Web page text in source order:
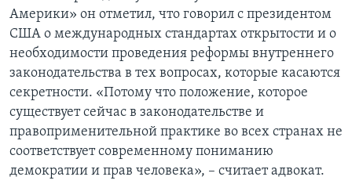
Америки» он отметил, что говорил с президентом
США о международных стандартах открытости и о
необходимости проведения реформы внутреннего
законодательства в тех вопросах, которые касаются
секретности. «Потому что положение, которое
существует сейчас в законодательстве и
правоприменительной практике во всех странах не
соответствует современному пониманию
демократии и прав человека», – считает адвокат.